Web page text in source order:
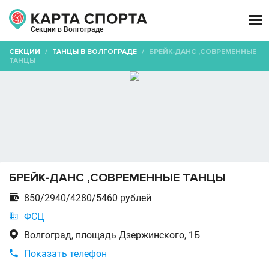
Секции в Волгограде

СЕКЦИИ / ТАНЦЫ В ВОЛГОГРАДЕ / БРЕЙК-ДАНС ,СОВРЕМЕННЫЕ
ТАНЦЫ
БРЕЙК-ДАНС ,СОВРЕМЕННЫЕ ТАНЦЫ
 850/2940/4280/5460 рублей
 ФСЦ
 Волгоград, площадь Дзержинского, 1Б
 Показать телефон